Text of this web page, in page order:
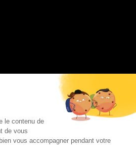
le contenu de
de vous
vous accompagner pendant votre